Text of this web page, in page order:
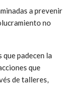
a prevenir
no
padecen la
que
de talleres,